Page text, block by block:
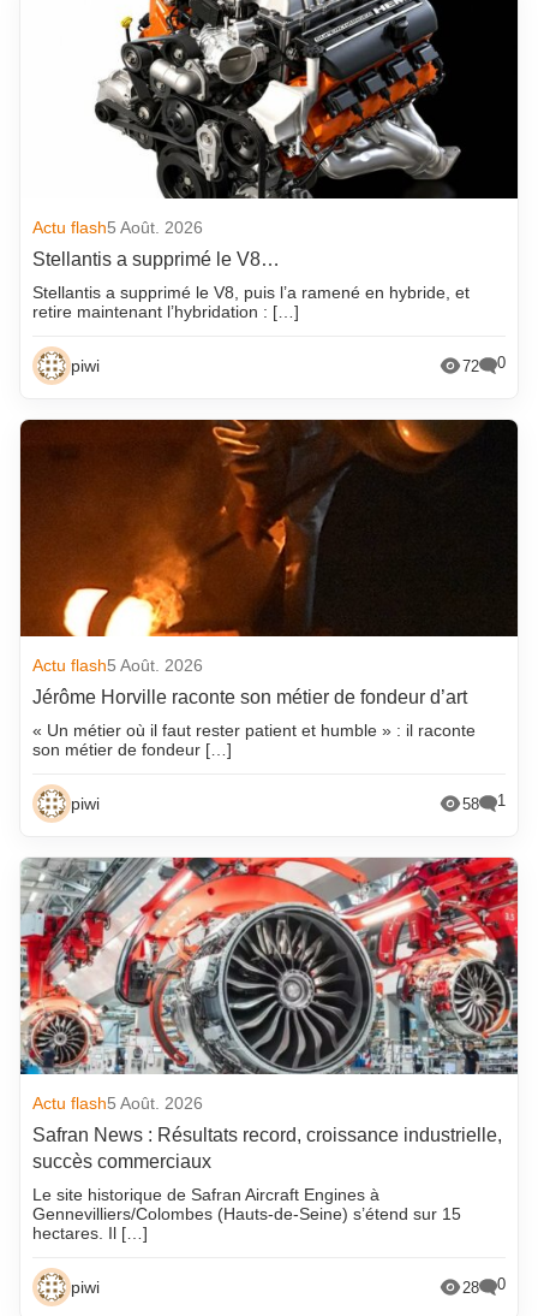
Actu flash5 Août. 2026
Stellantis a supprimé le V8…
Stellantis a supprimé le V8, puis l’a ramené en hybride, et
retire maintenant l’hybridation : […]
piwi 72 0
Actu flash5 Août. 2026
Jérôme Horville raconte son métier de fondeur d’art
« Un métier où il faut rester patient et humble » : il raconte
son métier de fondeur […]
piwi 58 1
Actu flash5 Août. 2026
Safran News : Résultats record, croissance industrielle,
succès commerciaux
Le site historique de Safran Aircraft Engines à
Gennevilliers/Colombes (Hauts-de-Seine) s’étend sur 15
hectares. Il […]
piwi 28 0